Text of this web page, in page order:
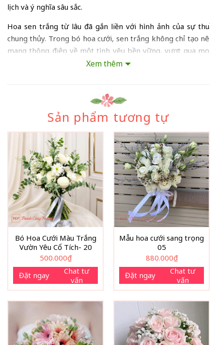
lịch và ý nghĩa sâu sắc.
Hoa sen trắng từ lâu đã gắn liền với hình ảnh của sự
chung thủy. Trong bó hoa cưới, sen trắng không chỉ tạo nên
mang thông điệp về một tình yêu bền vững, vượt qua mọi
hạnh phúc trọn vẹn. Khi được kết hợp cùng hoa baby trắng và
bó hoa cưới cầm tay hoa sen
xếp cân đối tạo độ đầy đặn và sang trọng. Phần tay cầm
cấp với tone màu trung tính, vừa giữ được nét mộc mạc
điểm nhấn tinh tế cho tổng thể. Sự kết hợp giữa màu trắng
nhẹ mang lại cảm giác thanh thoát, phù hợp với nhiều phong
Xem thêm
Sản phẩm tương tự
Bó Hoa Cưới Màu Trắng
Vườn Yêu Cổ Tích- 20
500.000₫
Đặt ngay
Chat tư
vấn
Mẫu hoa cưới sang trọng
05
880.000₫
Đặt ngay
Chat tư
vấn